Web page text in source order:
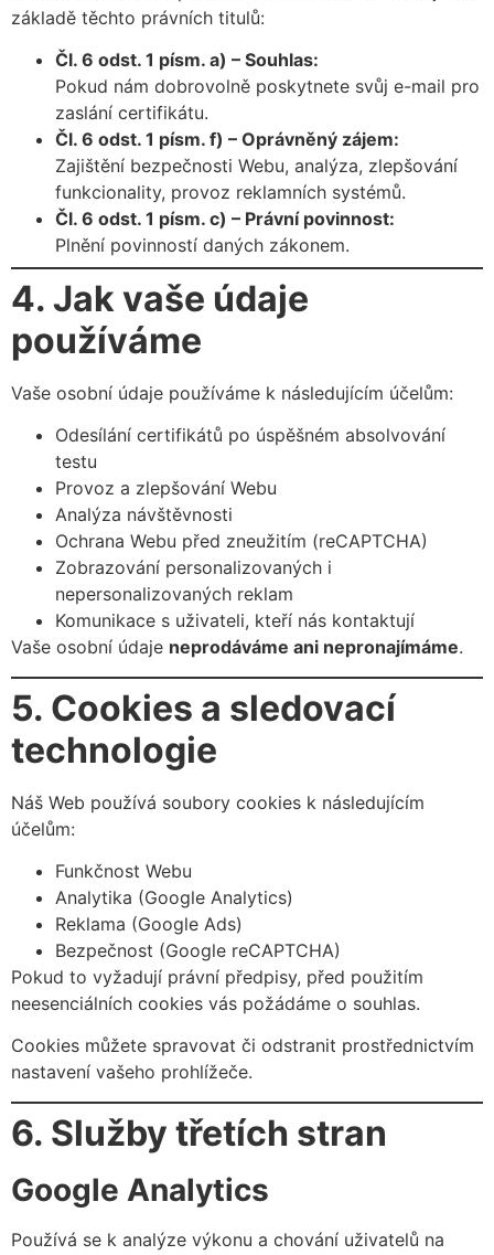
základě těchto právních titulů:
Čl. 6 odst. 1 písm. a) – Souhlas:
Pokud nám dobrovolně poskytnete svůj e-mail pro
zaslání certifikátu.
Čl. 6 odst. 1 písm. f) – Oprávněný zájem:
Zajištění bezpečnosti Webu, analýza, zlepšování
funkcionality, provoz reklamních systémů.
Čl. 6 odst. 1 písm. c) – Právní povinnost:
Plnění povinností daných zákonem.
4. Jak vaše údaje
používáme
Vaše osobní údaje používáme k následujícím účelům:
Odesílání certifikátů po úspěšném absolvování
testu
Provoz a zlepšování Webu
Analýza návštěvnosti
Ochrana Webu před zneužitím (reCAPTCHA)
Zobrazování personalizovaných i
nepersonalizovaných reklam
Komunikace s uživateli, kteří nás kontaktují
Vaše osobní údaje neprodáváme ani nepronajímáme.
5. Cookies a sledovací
technologie
Náš Web používá soubory cookies k následujícím
účelům:
Funkčnost Webu
Analytika (Google Analytics)
Reklama (Google Ads)
Bezpečnost (Google reCAPTCHA)
Pokud to vyžadují právní předpisy, před použitím
neesenciálních cookies vás požádáme o souhlas.
Cookies můžete spravovat či odstranit prostřednictvím
nastavení vašeho prohlížeče.
6. Služby třetích stran
Google Analytics
Používá se k analýze výkonu a chování uživatelů na